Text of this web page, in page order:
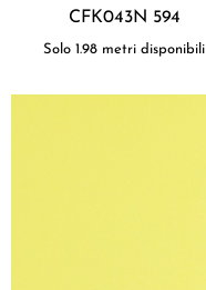
CFK043N 594
Solo 1.98 metri disponibili